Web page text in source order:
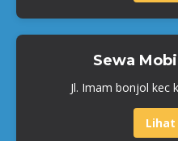
Sewa
Jl. Imam bonjol kec
Lihat